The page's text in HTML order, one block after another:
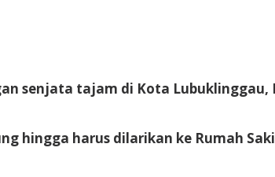
senjata tajam di Kota Lubuklinggau,
hingga harus dilarikan ke Rumah